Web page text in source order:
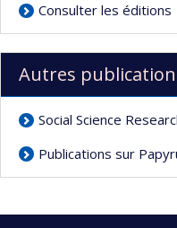
Consulter les éditions
Autres
Social Science
Publications sur